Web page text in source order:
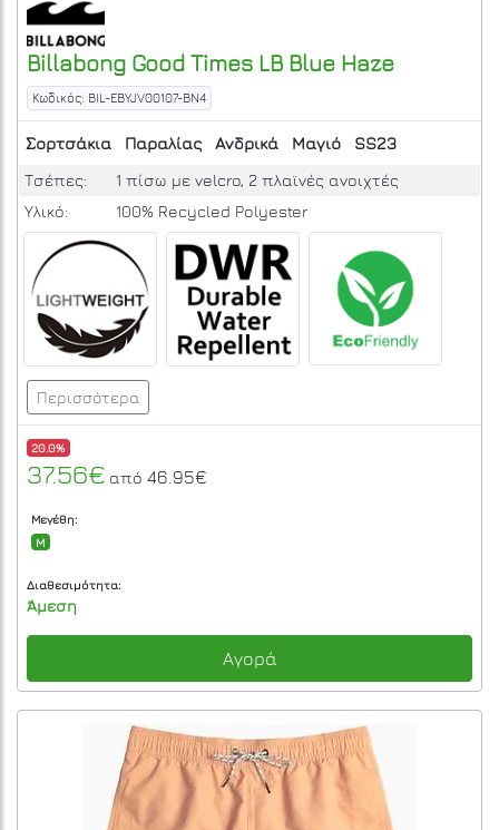
Billabong Good Times LBBlue Haze
Κωδικός: BIL-EBYJV00107-BN4
Σορτσάκια Παραλίας Ανδρικά Μαγιό
SS23
Τσέπες:
1 πίσω με velcro, 2 πλαϊνές ανοιχτές
Υλικό:
100% Recycled Polyester
Περισσότερα
20.0%
37.56€ από 46.95€
Μεγέθη:
M
Διαθεσιμότητα:
Άμεση
Αγορά